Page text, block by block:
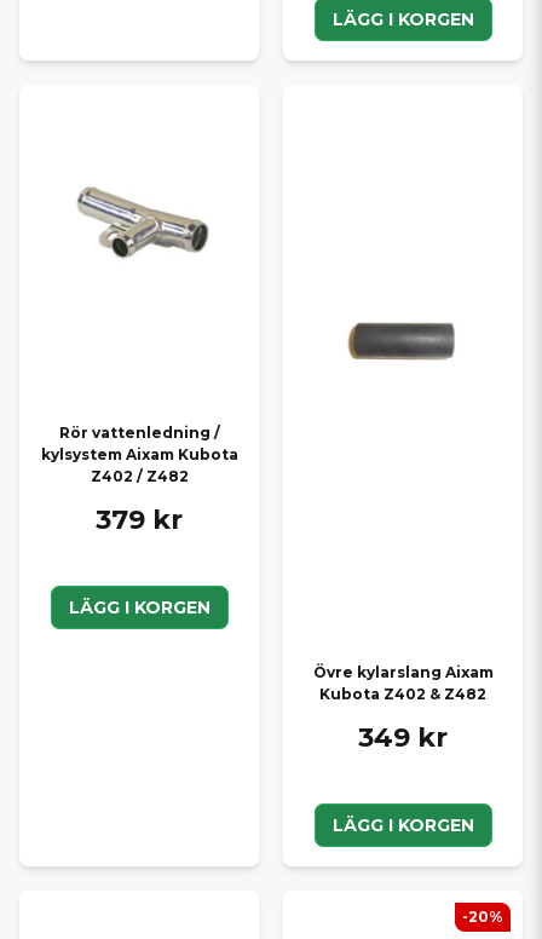
LÄGG I KORGEN
Rör vattenledning /
kylsystem Aixam Kubota
Z402 / Z482
379 kr
LÄGG I KORGEN
Övre kylarslang Aixam
Kubota Z402 & Z482
349 kr
LÄGG I KORGEN
-20%